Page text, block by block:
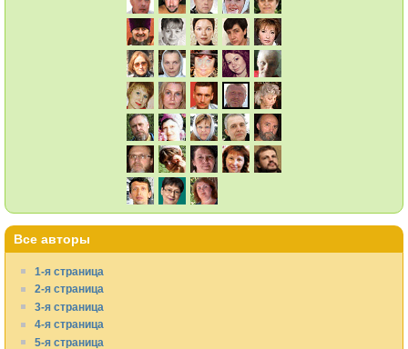
Все авторы
1-я страница
2-я страница
3-я страница
4-я страница
5-я страница